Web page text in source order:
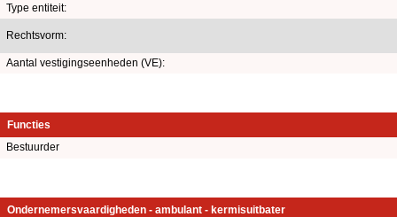
Type entiteit:
Rechtsvorm:
Aantal vestigingseenheden (VE):
Functies
Bestuurder
Ondernemersvaardigheden - ambulant - kermisuitbater